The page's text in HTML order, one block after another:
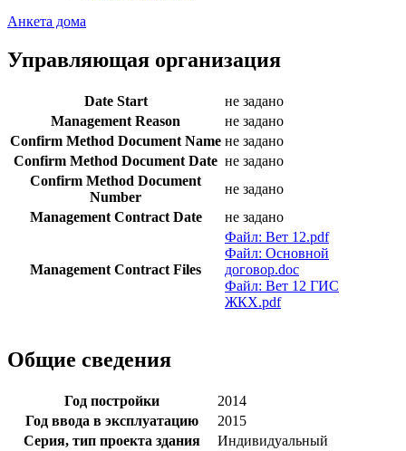
Анкета дома
Управляющая организация
Date Start
не задано
Management Reason
не задано
Confirm Method Document Name не задано
Confirm Method Document Date не задано
Confirm Method Document
Number
не задано
Management Contract Date
не задано
Management Contract Files
Файл: Вет 12.pdf
Файл: Основной
договор.doc
Файл: Вет 12 ГИС
ЖКХ.pdf
Общие сведения
Год постройки
2014
Год ввода в эксплуатацию
2015
Серия, тип проекта здания
Индивидуальный